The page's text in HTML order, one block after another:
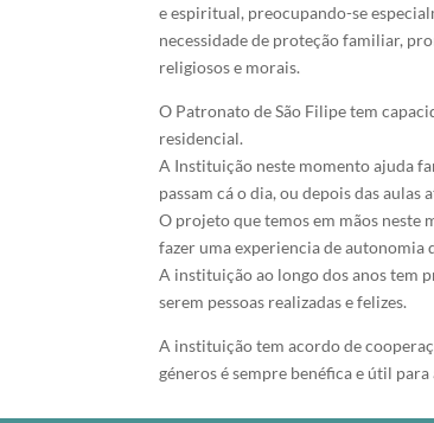
e espiritual, preocupando-se
necessidade de proteção familiar,
religiosos e morais.
O Patronato de São Filipe tem
residencial.
A Instituição neste momento ajuda
passam cá o dia, ou depois das
O projeto que temos em mãos neste
fazer uma experiencia de autonomia
A instituição ao longo dos anos tem
serem pessoas realizadas e felizes.
A instituição tem acordo de
géneros é sempre benéfica e útil